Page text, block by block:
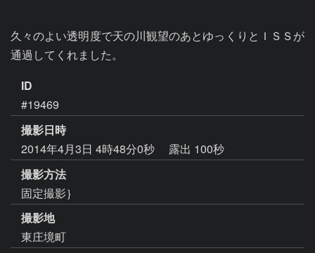
久々のよい透明度で天の川観望のあとゆっくりとＩＳＳが
通過してくれました。
ID
#19469
撮影日時
2014年4月3日 4時48分0秒
露出 100秒
撮影方法
固定撮影｝
撮影地
東庄境町